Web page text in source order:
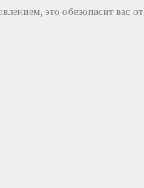
это обезопасит вас от